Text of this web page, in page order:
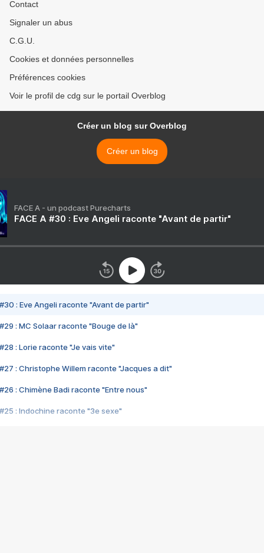
Contact
Signaler un abus
C.G.U.
Cookies et données personnelles
Préférences cookies
Voir le profil de cdg sur le portail Overblog
Créer un blog sur Overblog
Créer un blog
FACE A - un podcast Purecharts
FACE A #30 : Eve Angeli raconte "Avant de partir"
#30 : Eve Angeli raconte "Avant de partir"
#29 : MC Solaar raconte "Bouge de là"
#28 : Lorie raconte "Je vais vite"
#27 : Christophe Willem raconte "Jacques a dit"
#26 : Chimène Badi raconte "Entre nous"
#25 : Indochine raconte "3e sexe"